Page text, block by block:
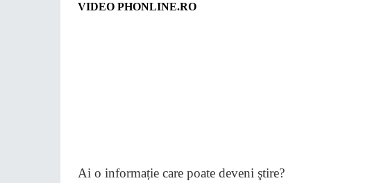
VIDEO PHONLINE.RO
Ai o informație care poate deveni ştire?